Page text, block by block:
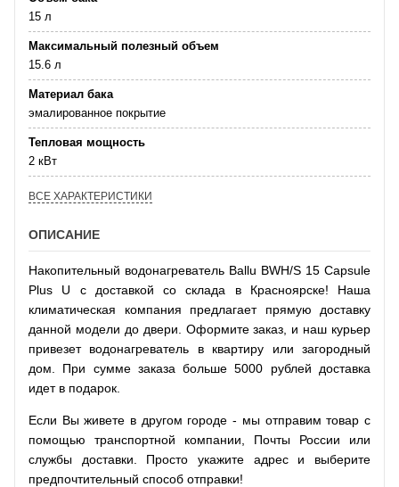
15 л
Максимальный полезный объем
15.6 л
Материал бака
эмалированное покрытие
Тепловая мощность
2 кВт
ВСЕ ХАРАКТЕРИСТИКИ
ОПИСАНИЕ
Накопительный водонагреватель Ballu BWH/S 15 Capsule
Plus U с доставкой со склада в Красноярске! Наша
климатическая компания предлагает прямую доставку
данной модели до двери. Оформите заказ, и наш курьер
привезет водонагреватель в квартиру или загородный
дом. При сумме заказа больше 5000 рублей доставка
идет в подарок.
Если Вы живете в другом городе - мы отправим товар с
помощью транспортной компании, Почты России или
службы доставки. Просто укажите адрес и выберите
предпочтительный способ отправки!